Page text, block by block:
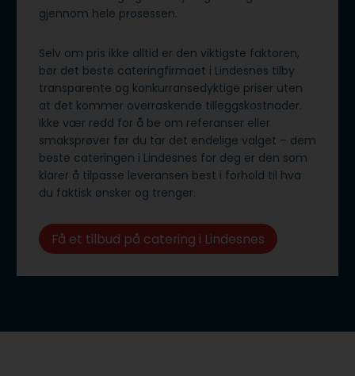
gjennom hele prosessen.
Selv om pris ikke alltid er den viktigste faktoren,
bør det beste cateringfirmaet i Lindesnes tilby
transparente og konkurransedyktige priser uten
at det kommer overraskende tilleggskostnader.
Ikke vær redd for å be om referanser eller
smaksprøver før du tar det endelige valget – dem
beste cateringen i Lindesnes for deg er den som
klarer å tilpasse leveransen best i forhold til hva
du faktisk ønsker og trenger.
Få et tilbud på catering i Lindesnes